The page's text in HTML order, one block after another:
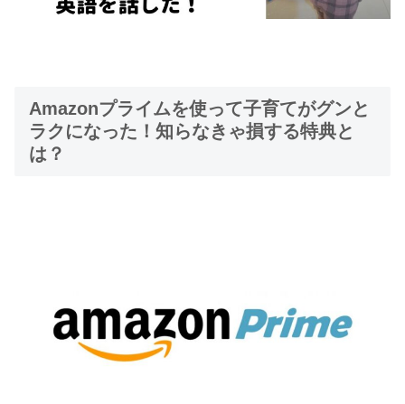
Amazonプライムを使って子育てがグンと
ラクになった！知らなきゃ損する特典と
は？